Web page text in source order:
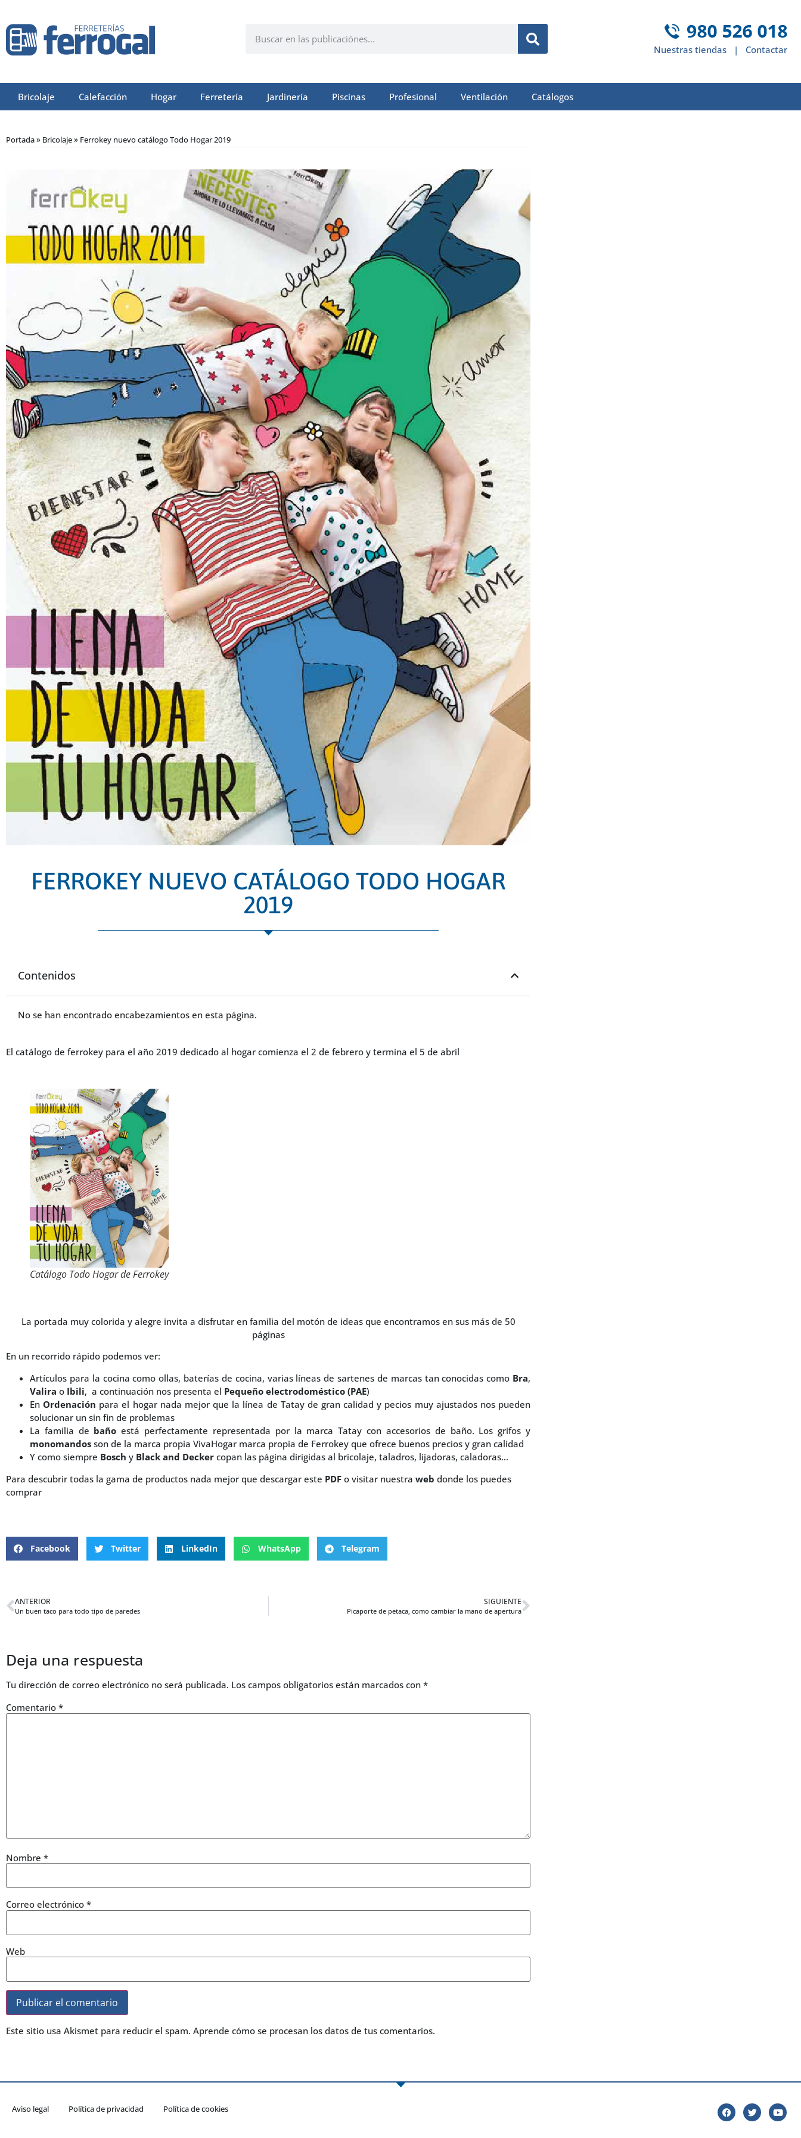
Nuestras tiendas| Contactar
Bricolaje Calefacción Hogar Ferretería Jardinería Piscinas Profesional Ventilación Catálogos
Portada» Bricolaje» Ferrokey nuevo catálogo Todo Hogar 2019
FERROKEY NUEVO CATÁLOGO TODO HOGAR
2019
Contenidos
No se han encontrado encabezamientos en esta página.
El catálogo de ferrokey para el año 2019 dedicado al hogar comienza el 2 de febrero y termina el 5 de abril
Catálogo Todo Hogar de Ferrokey
La portada muy colorida y alegre invita a disfrutar en familia del motón de ideas que encontramos en sus más de 50
páginas
En un recorrido rápido podemos ver:
Artículos para la cocina como ollas, baterías de cocina, varias líneas de sartenes de marcas tan conocidas como Bra,
Valira o Ibili, a continuación nos presenta el Pequeño electrodoméstico (PAE)
EnOrdenación para el hogar nada mejor que la línea de Tatay de gran calidad y pecios muy ajustados nos pueden
solucionar un sin fin de problemas
La familia de baño está perfectamente representada por la marca Tatay con accesorios de baño. Los grifos y
monomandos son de la marca propia VivaHogar marca propia de Ferrokey que ofrece buenos precios y gran calidad
Y como siempre Bosch y Black and Decker copan las página dirigidas al bricolaje, taladros, lijadoras, caladoras…
Para descubrir todas la gama de productos nada mejor que descargar este PDF o visitar nuestra web donde los puedes
comprar
Facebook Twitter LinkedIn WhatsApp Telegram
ANTERIOR
Un buen taco para todo tipo de paredes
SIGUIENTE
Picaporte de petaca, como cambiar la mano de apertura
Deja una respuesta
Tu dirección de correo electrónico no será publicada. Los campos obligatorios están marcados con *
Comentario *
Nombre *
Correo electrónico *
Web
Este sitio usa Akismet para reducir el spam. Aprende cómo se procesan los datos de tus comentarios.
Aviso legal Política de privacidad Política de cookies